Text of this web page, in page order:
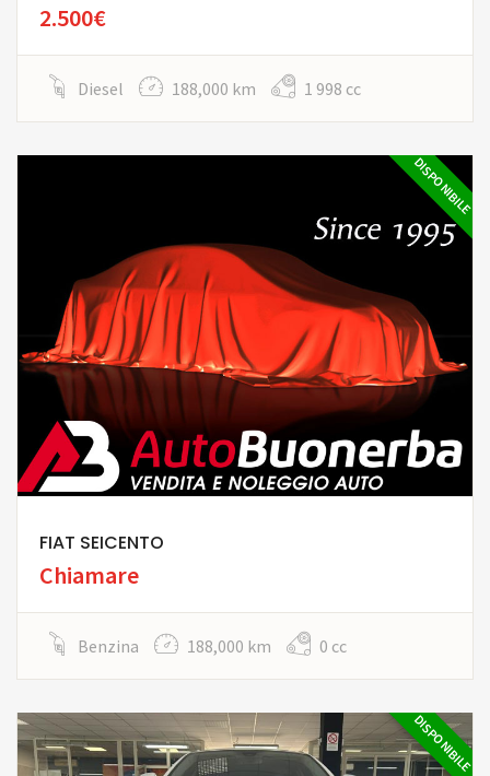
2.500€
Diesel 188,000 km 1 998 cc
DISPONIBILE
FIAT SEICENTO
Chiamare
Benzina 188,000 km 0 cc
DISPONIBILE